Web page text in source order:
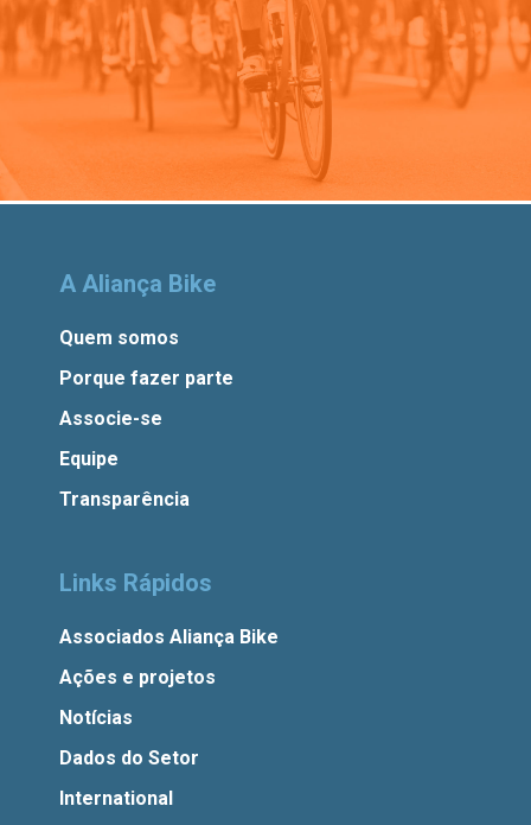
A Aliança Bike
Quem somos
Porque fazer parte
Associe-se
Equipe
Transparência
Links Rápidos
Associados Aliança Bike
Ações e projetos
Notícias
Dados do Setor
International